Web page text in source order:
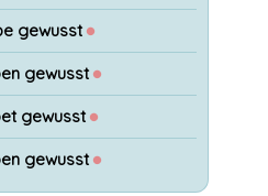
gewusst ●
gewusst ●
gewusst ●
gewusst ●